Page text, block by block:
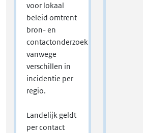
voor lokaal
beleid omtrent
bron- en
contactonderzoek
vanwege
verschillen in
incidentie per
regio.
Landelijk geldt
per contact